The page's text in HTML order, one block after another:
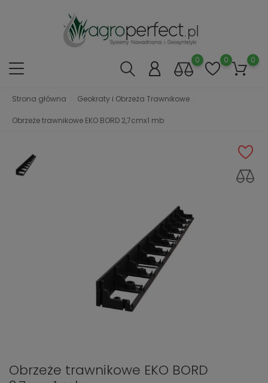
0 0 0
Strona główna Geokraty i Obrzeża Trawnikowe
Obrzeże trawnikowe EKO BORD 2,7cmx1 mb
Obrzeże trawnikowe EKO BORD